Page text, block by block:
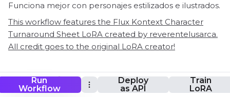
Run
Workflow
Deploy
as API
Train
LoRA
Funciona mejor con personajes estilizados e ilustrados.
This workflow features the Flux Kontext Character
Turnaround Sheet LoRA created by reverentelusarca.
All credit goes to the original LoRA creator!
ComfyUI Flux Kontext Character
Turnaround Sheet LoRA Flujo de trabajo